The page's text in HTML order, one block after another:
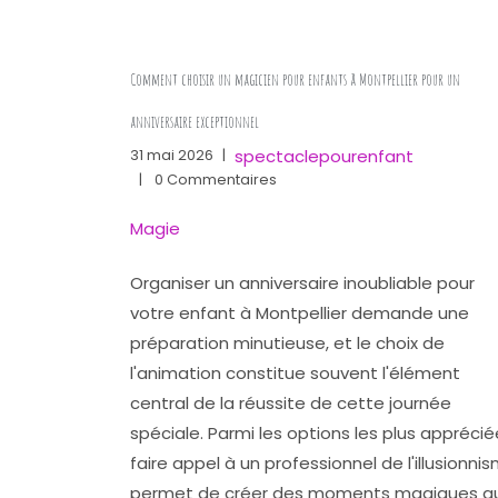
Comment choisir un magicien pour enfants à Montpellier pour un
anniversaire exceptionnel
31 mai 2026 | spectaclepourenfant
| 0 Commentaires
Magie
Organiser un anniversaire inoubliable pour
votre enfant à Montpellier demande une
préparation minutieuse, et le choix de
l'animation constitue souvent l'élément
central de la réussite de cette journée
spéciale. Parmi les options les plus
faire appel à un professionnel de
permet de créer des moments magiques